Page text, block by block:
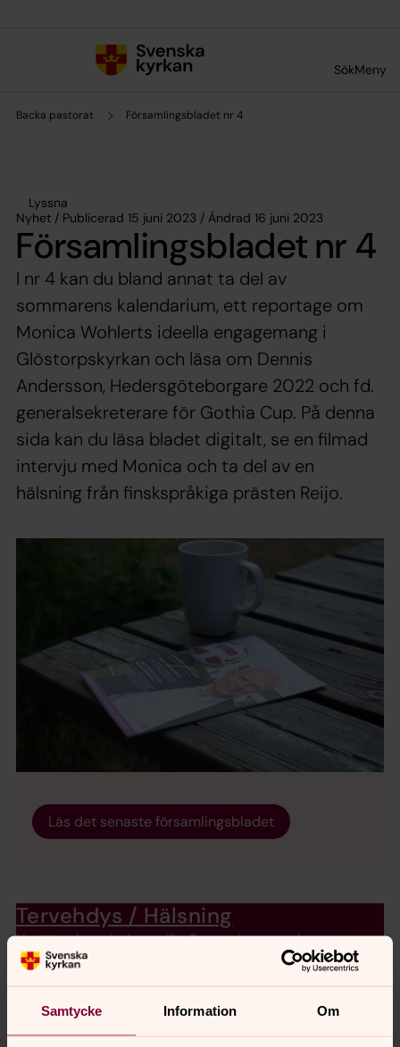
Samtycke Information Om
SökMeny
Backa pastorat Församlingsbladet nr 4
Lyssna
Nyhet / Publicerad 15 juni 2023 / Ändrad 16 juni 2023
Församlingsbladet nr 4
I nr 4 kan du bland annat ta del av
sommarens kalendarium, ett reportage om
Monica Wohlerts ideella engagemang i
Glöstorpskyrkan och läsa om Dennis
Andersson, Hedersgöteborgare 2022 och fd.
generalsekreterare för Gothia Cup. På denna
sida kan du läsa bladet digitalt, se en filmad
intervju med Monica och ta del av en
hälsning från finskspråkiga prästen Reijo.
Läs det senaste församlingsbladet
Tervehdys / Hälsning
Hyvää syksyn jatkoa teille. Tervetuloa seurakuntamme
toimintaan. / God fortsättning på hösten. Välkomna till
församlingens verksamheter.